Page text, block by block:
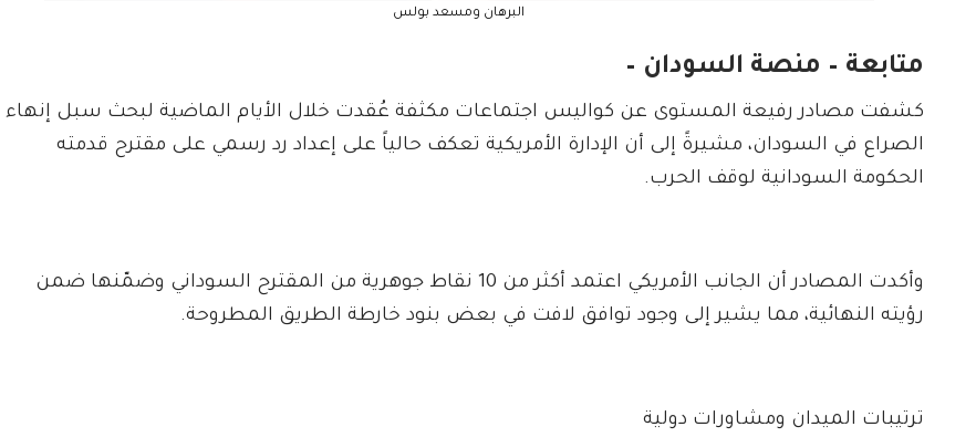
البرهان ومسعد بولس
متابعة – منصة السودان –
كشفت مصادر رفيعة المستوى عن كواليس اجتماعات مكثفة عُقدت خلال الأيام الماضية لبحث سبل إنهاء
الصراع في السودان، مشيرةً إلى أن الإدارة الأمريكية تعكف حالياً على إعداد رد رسمي على مقترح قدمته
الحكومة السودانية لوقف الحرب.
وأكدت المصادر أن الجانب الأمريكي اعتمد أكثر من 10 نقاط جوهرية من المقترح السوداني وضمّنها ضمن
رؤيته النهائية، مما يشير إلى وجود توافق لافت في بعض بنود خارطة الطريق المطروحة.
ترتيبات الميدان ومشاورات دولية